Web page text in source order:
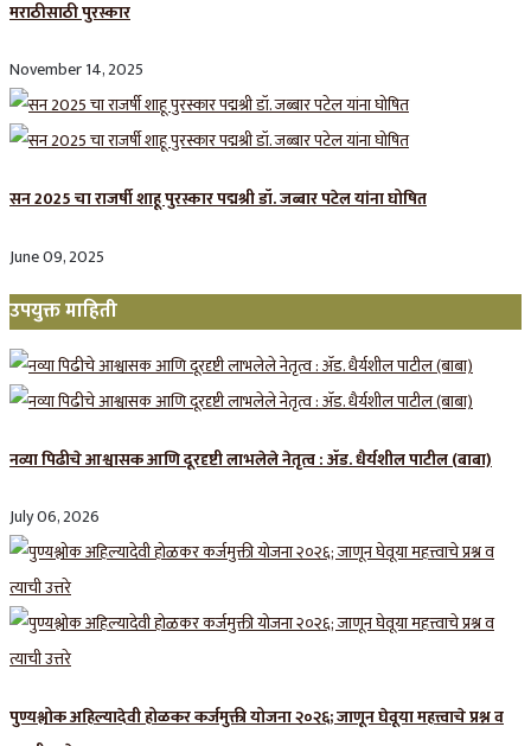
मराठीसाठी पुरस्कार
November 14, 2025
सन 2025 चा राजर्षी शाहू पुरस्कार प‌द्मश्री डॉ. जब्बार पटेल यांना घोषित
June 09, 2025
उपयुक्त माहिती
नव्या पिढीचे आश्वासक आणि दूरदृष्टी लाभलेले नेतृत्व : ॲड. धैर्यशील पाटील (बाबा)
July 06, 2026
पुण्यश्लोक अहिल्यादेवी होळकर कर्जमुक्ती योजना २०२६; जाणून घेवूया महत्त्वाचे प्रश्न व